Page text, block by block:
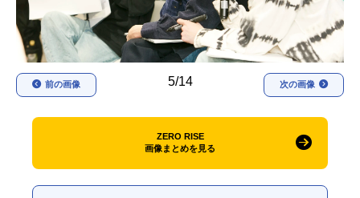
今期アニメ曜日別一覧
春アニメ 夏アニメ
秋アニメ
FOLLOW US
5/14
前の画像 次の画像
ZERO RISE
画像まとめを見る